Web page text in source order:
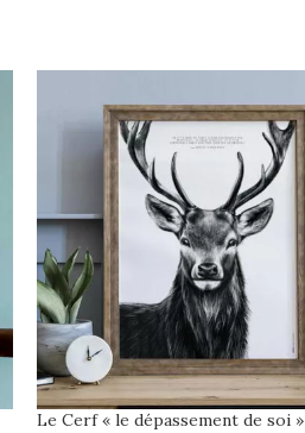
Le Cerf « le dépassement de soi »